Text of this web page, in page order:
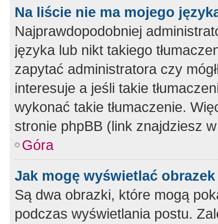
Na liście nie ma mojego
Najprawdopodobniej
języka lub nikt takiego
zapytać administratora czy
interesuje a jeśli takie
wykonać takie tłumaczenie.
stronie phpBB (link znajdziesz
Góra
Jak mogę wyświetlać
Są dwa obrazki, które mogą
podczas wyświetlania postu.